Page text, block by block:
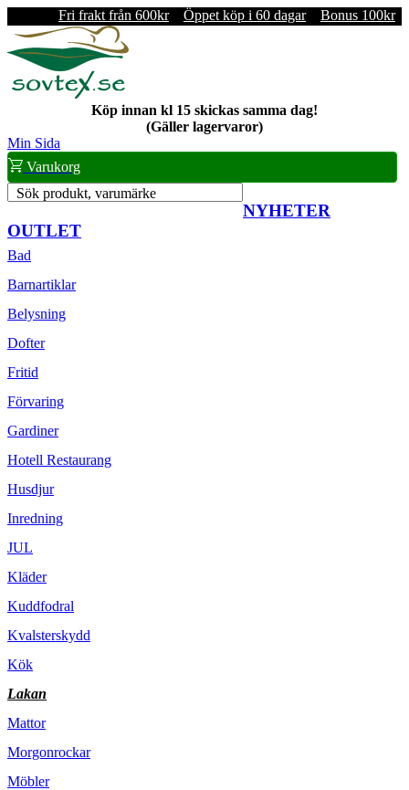
Fri frakt från 600kr Öppet köp i 60 dagar Bonus 100kr
Köp innan kl 15 skickas samma dag!
(Gäller lagervaror)
Min Sida
Varukorg
Sök produkt, varumärke
NYHETER
OUTLET
Bad
Barnartiklar
Belysning
Dofter
Fritid
Förvaring
Gardiner
Hotell Restaurang
Husdjur
Inredning
JUL
Kläder
Kuddfodral
Kvalsterskydd
Kök
Lakan
Mattor
Morgonrockar
Möbler